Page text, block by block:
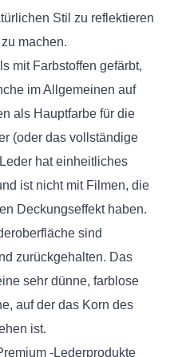
Stil zu reflektieren
machen.
mit Farbstoffen gefärbt,
im Allgemeinen auf
als Hauptfarbe für die
(oder das vollständige
hat einheitliches
ist nicht mit Filmen, die
Deckungseffekt haben.
sind
zurückgehalten. Das
sehr dünne, farblose
auf der das Korn des
ist.
-Lederprodukte